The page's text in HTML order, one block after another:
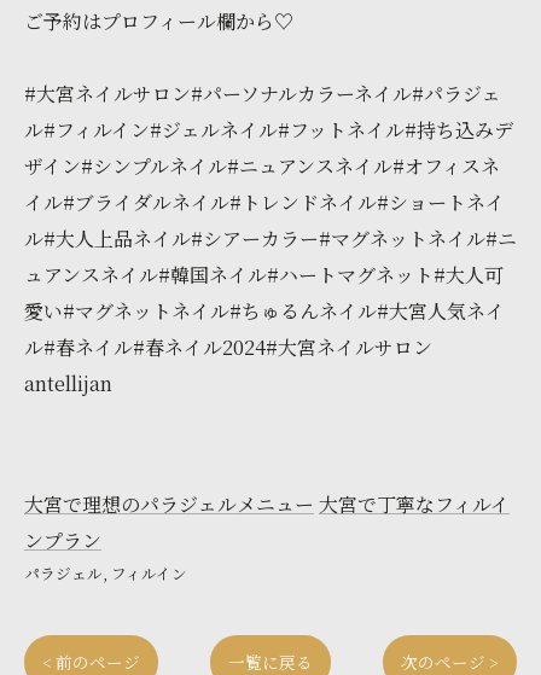
ご予約はプロフィール欄から♡
#大宮ネイルサロン#パーソナルカラーネイル#パラジェ
ル#フィルイン#ジェルネイル#フットネイル#持ち込みデ
ザイン#シンプルネイル#ニュアンスネイル#オフィスネ
イル#ブライダルネイル#トレンドネイル#ショートネイ
ル#大人上品ネイル#シアーカラー#マグネットネイル#ニ
ュアンスネイル#韓国ネイル#ハートマグネット#大人可
愛い#マグネットネイル#ちゅるんネイル#大宮人気ネイ
ル#春ネイル#春ネイル2024#大宮ネイルサロン
antellijan
大宮で理想のパラジェルメニュー 大宮で丁寧なフィルイ
ンプラン
パラジェル フィルイン
< 前のページ 一覧に戻る 次のページ >